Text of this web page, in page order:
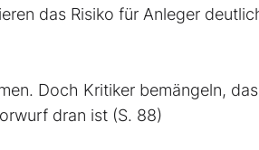
das Risiko für Anleger
Doch Kritiker bemängeln,
dran ist (S. 88)